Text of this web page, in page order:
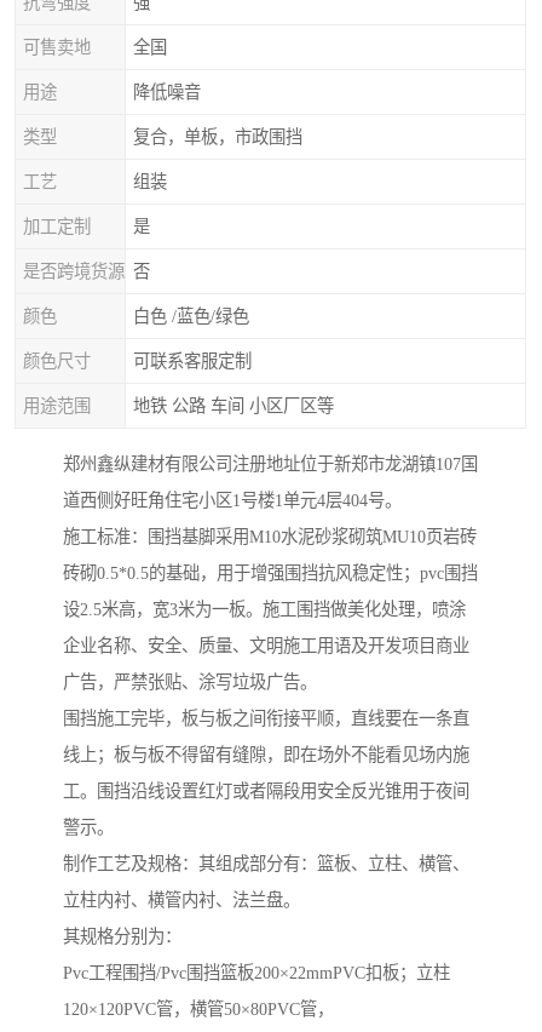
可售卖地 全国
用途 降低噪音
类型 复合，单板，市政围挡
工艺 组装
加工定制 是
是否跨境货源 否
颜色 白色 /蓝色/绿色
颜色尺寸 可联系客服定制
用途范围 地铁 公路 车间 小区厂区等
郑州鑫纵建材有限公司注册地址位于新郑市龙湖镇107国
道西侧好旺角住宅小区1号楼1单元4层404号。
施工标准：围挡基脚采用M10水泥砂浆砌筑MU10页岩砖
砖砌0.5*0.5的基础，用于增强围挡抗风稳定性；pvc围挡
设2.5米高，宽3米为一板。施工围挡做美化处理，喷涂
企业名称、安全、质量、文明施工用语及开发项目商业
广告，严禁张贴、涂写垃圾广告。
围挡施工完毕，板与板之间衔接平顺，直线要在一条直
线上；板与板不得留有缝隙，即在场外不能看见场内施
工。围挡沿线设置红灯或者隔段用安全反光锥用于夜间
警示。
制作工艺及规格：其组成部分有：篮板、立柱、横管、
立柱内衬、横管内衬、法兰盘。
其规格分别为：
Pvc工程围挡/Pvc围挡篮板200×22mmPVC扣板；立柱
120×120PVC管，横管50×80PVC管，